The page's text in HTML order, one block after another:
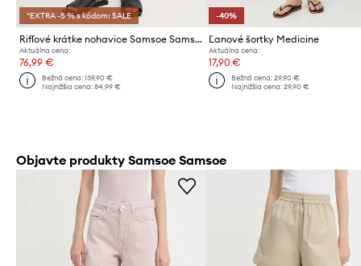
*EXTRA -5 % s kódom: SALE
Rifľové krátke nohavice Samsoe Samsoe SASHELLY
Aktuálna cena:
76,99 €
Bežná cena:139,90 €
Najnižšia cena:84,99 €
-40%
Ľanové šortky Medicine
Aktuálna cena:
17,90 €
Bežná cena: 29,90 €
Najnižšia cena: 29,90 €
Objavte produkty Samsoe Samsoe